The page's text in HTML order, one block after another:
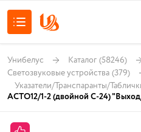
Унибелус Каталог (58246)
Светозвуковые устройства (379)
Указатели/Транспаранты/
АСТО12/1-2 (двойной С-24)